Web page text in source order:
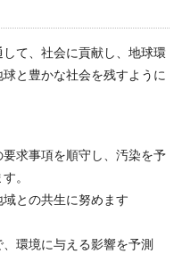
て、社会に貢献し、地球環
と豊かな社会を残すように
求事項を順守し、汚染を予
。
との共生に努めます
環境に与える影響を予測